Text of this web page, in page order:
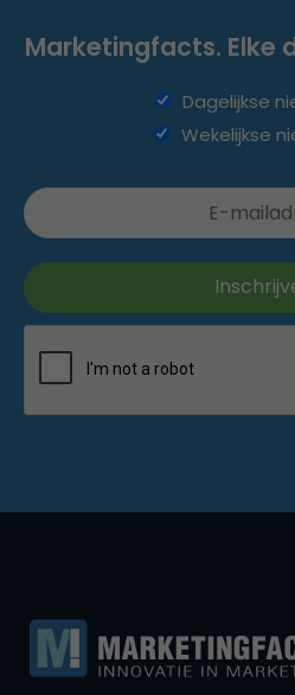
Marketingfacts. Elke
Dagelijkse
Wekelijkse